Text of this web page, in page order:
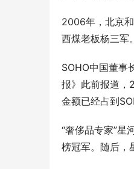
2006年，北京
西煤老板杨三军。
SOHO中国董事
报》此前报道，
金额已经占到
“奢侈品专家”星
榜冠军。随后，